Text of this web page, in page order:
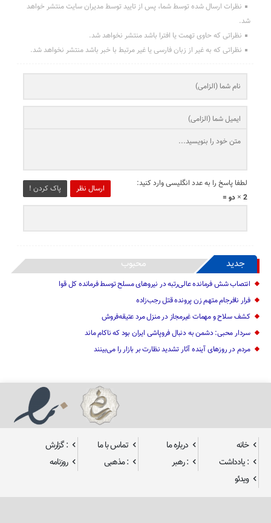
نظرات ارسال شده توسط شما، پس از تایید توسط مدیران سایت منتشر خواهد
شد.
نظراتی که حاوی تهمت یا افترا باشد منتشر نخواهد شد.
نظراتی که به غیر از زبان فارسی یا غیر مرتبط با خبر باشد منتشر نخواهد شد.
ارسال نظر پاک کردن !
لطفا پاسخ را به عدد انگلیسی وارد کنید:
2 × دو =
جدید محبوب
انتصاب شش فرمانده عالی‌رتبه در نیروهای مسلح توسط فرمانده کل قوا
فرار نافرجام متهم زن پرونده قتل رجب‌زاده
کشف سلاح و مهمات غیرمجاز در منزل مرد عتیقه‌فروش
سردار محبی: دشمن به دنبال فروپاشی ایران بود که ناکام ماند
مردم در روزهای آینده آثار تشدید نظارت بر بازار را می‌بینند
خانه درباره ما تماس با ما
: گزارش
: یادداشت
: رهبر : مذهبی
روزنامه
ویدئو